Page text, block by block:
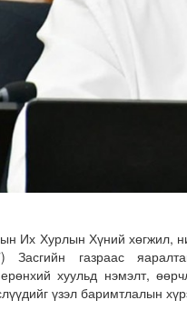
даатгалын сангийн хөрөнгө
Их Хурлын Хүний хөгжил,
Засгийн газраас
хуульд нэмэлт,
үзэл баримтлалын